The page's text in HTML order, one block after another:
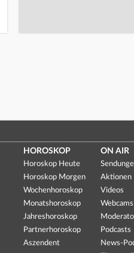
HOROSKOP
Horoskop Heute
Horoskop Morgen
Wochenhoroskop
Monatshoroskop
Jahreshoroskop
Partnerhoroskop
Aszendent
ON AIR
Aktionen
Videos
Webcams
Podcasts
News-